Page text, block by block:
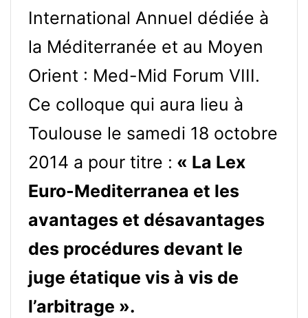
International Annuel dédiée à
la Méditerranée et au Moyen
Orient : Med-Mid Forum VIII.
Ce colloque qui aura lieu à
Toulouse le samedi 18 octobre
2014 a pour titre : « La Lex
Euro-Mediterranea et les
avantages et désavantages
des procédures devant le
juge étatique vis à vis de
l’arbitrage ».